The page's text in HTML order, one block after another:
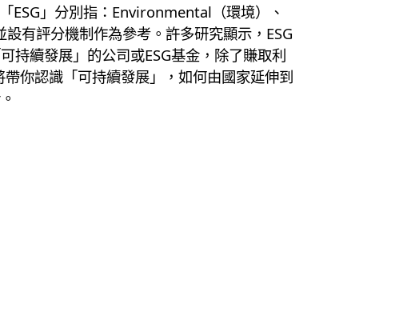
ESG」分別指：Environmental（環境）、
有評分機制作為參考。許多研究顯示，ESG
持續發展」的公司或ESG基金，除了賺取利
你認識「可持續發展」，如何由國家延伸到